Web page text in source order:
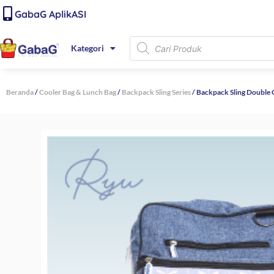
content
Lewati
ke
konten
GabaG AplikASI
Kategori
Products
search
Beranda/Cooler Bag & Lunch Bag/ Backpack Sling Series/ Backpack Sling